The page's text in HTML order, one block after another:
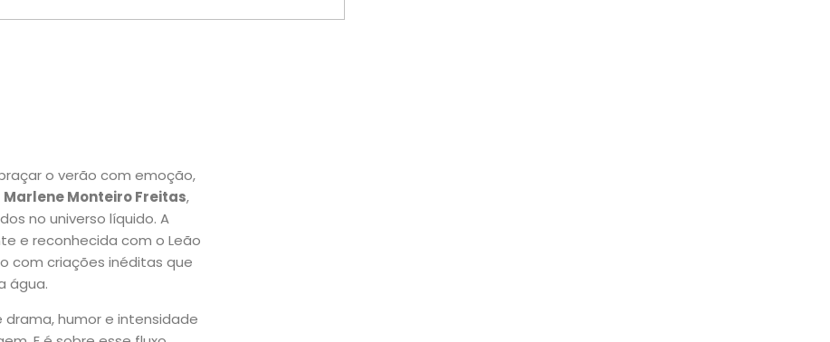
o verão com emoção,
Marlene Monteiro Freitas,
no universo líquido. A
e reconhecida com o Leão
com criações inéditas que
água.
humor e intensidade